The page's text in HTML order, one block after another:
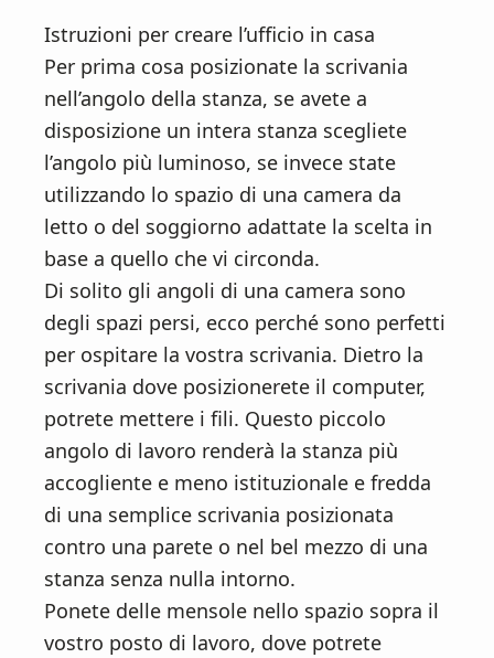
Istruzioni per creare l’ufficio in casa
Per prima cosa posizionate la scrivania
nell’angolo della stanza, se avete a
disposizione un intera stanza scegliete
l’angolo più luminoso, se invece state
utilizzando lo spazio di una camera da
letto o del soggiorno adattate la scelta in
base a quello che vi circonda.
Di solito gli angoli di una camera sono
degli spazi persi, ecco perché sono perfetti
per ospitare la vostra scrivania. Dietro la
scrivania dove posizionerete il computer,
potrete mettere i fili. Questo piccolo
angolo di lavoro renderà la stanza più
accogliente e meno istituzionale e fredda
di una semplice scrivania posizionata
contro una parete o nel bel mezzo di una
stanza senza nulla intorno.
Ponete delle mensole nello spazio sopra il
vostro posto di lavoro, dove potrete